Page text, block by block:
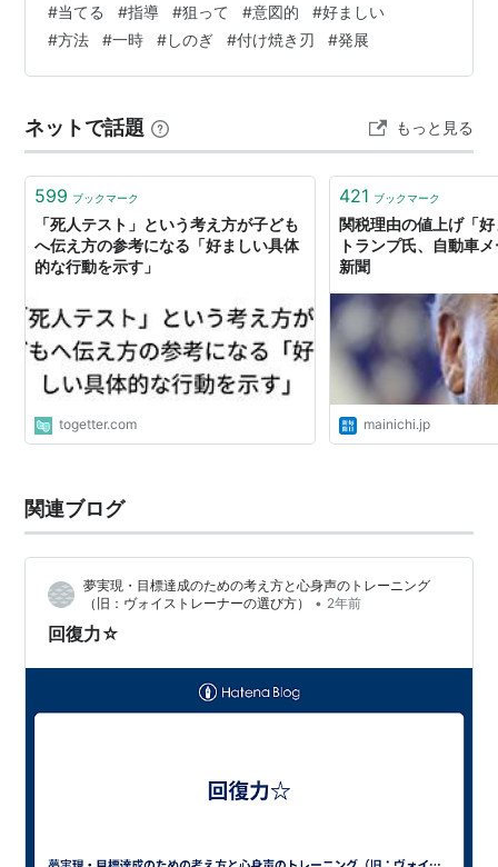
#当てる #指導 #狙って #意図的 #好ましい
#方法 #一時 #しのぎ #付け焼き刃 #発展
ネットで話題 もっと見る
599 ブックマーク
「死人テスト」という考え方が子ども
へ伝え方の参考になる「好ましい具体
的な行動を示す」
togetter.com
421 ブックマーク
関税理由の値上げ「
トランプ氏、自動車
新聞
mainichi.jp
関連ブログ
夢実現・目標達成のための考え方と心身声のトレーニング
（旧：ヴォイストレーナーの選び方）
• 2年前
回復力☆